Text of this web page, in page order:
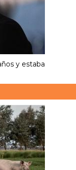
y estaba